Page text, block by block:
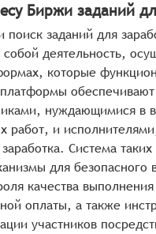
Биржи заданий
заданий для
собой деятельность,
которые
нуждающимися в
работ, и
Система
для безопасного
качества
оплаты, а также
участников